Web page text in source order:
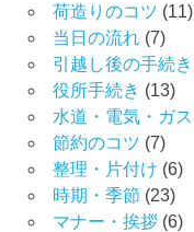
荷造りのコツ (11)
当日の流れ (7)
引越し後の手続き
役所手続き (13)
水道・電気・ガス
節約のコツ (7)
整理・片付け (6)
時期・季節 (23)
マナー・挨拶 (6)